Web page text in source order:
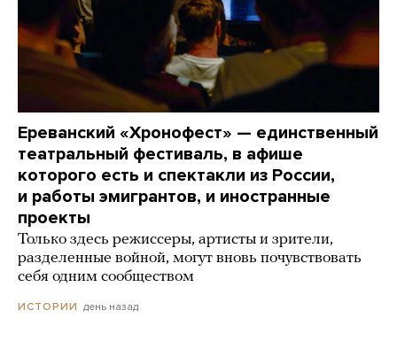
Ереванский «Хронофест» — единственный
театральный фестиваль, в афише
которого есть и спектакли из России,
и работы эмигрантов, и иностранные
проекты
Только здесь режиссеры, артисты и зрители,
разделенные войной, могут вновь почувствовать
себя одним сообществом
ИСТОРИИ день назад